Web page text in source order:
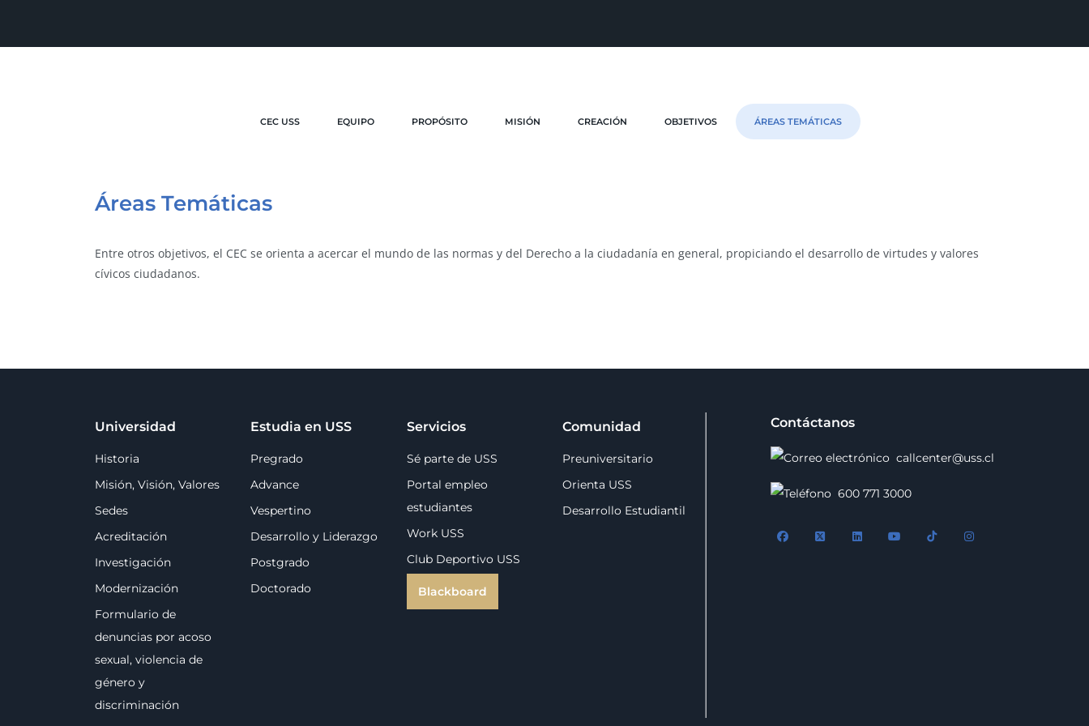
CEC USS EQUIPO PROPÓSITO MISIÓN CREACIÓN OBJETIVOS ÁREAS TEMÁTICAS
Áreas Temáticas
Entre otros objetivos, el CEC se orienta a acercar el mundo de las normas y del Derecho a la ciudadanía en general, propiciando el desarrollo de virtudes y valores
cívicos ciudadanos.
Universidad
Historia
Misión, Visión, Valores
Sedes
Acreditación
Investigación
Modernización
Formulario de
denuncias por acoso
sexual, violencia de
género y
discriminación
Estudia en USS
Pregrado
Advance
Vespertino
Desarrollo y Liderazgo
Postgrado
Doctorado
Servicios
Sé parte de USS
Portal empleo
estudiantes
Work USS
Club Deportivo USS
Blackboard
Comunidad
Preuniversitario
Orienta USS
Desarrollo Estudiantil
Contáctanos
callcenter@uss.cl
600 771 3000